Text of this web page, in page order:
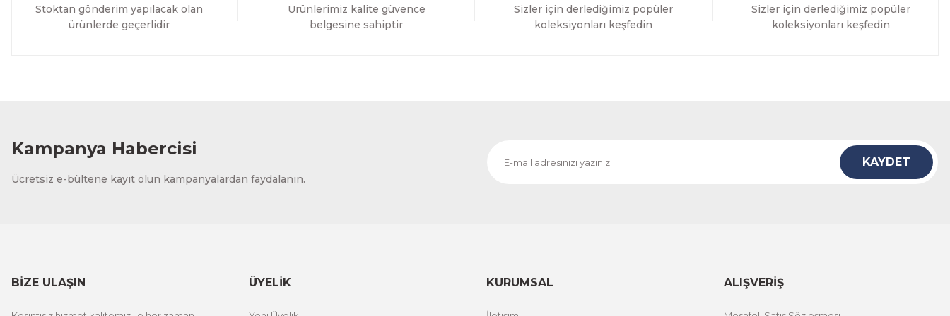
Stoktan gönderim yapılacak olan
ürünlerde geçerlidir
Ürünlerimiz kalite güvence
belgesine sahiptir
Sizler için derlediğimiz popüler
koleksiyonları keşfedin
Sizler için derlediğimiz popüler
koleksiyonları keşfedin
Kampanya Habercisi
Ücretsiz e-bültene kayıt olun kampanyalardan faydalanın.
KAYDET
BİZE ULAŞIN ÜYELİK KURUMSAL ALIŞVERİŞ